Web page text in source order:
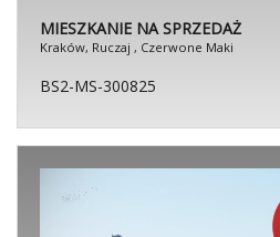
MIESZKANIE NA SPRZEDAŻ
Kraków, Ruczaj , Czerwone Maki
BS2-MS-300825